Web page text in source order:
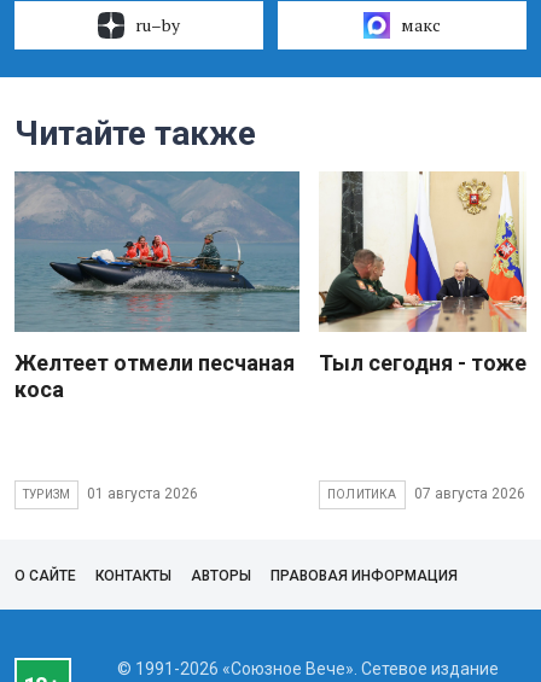
ru–by макс
Читайте также
Желтеет отмели песчаная
коса
ТУРИЗМ 01 августа 2026
Тыл сегодня - тоже
ПОЛИТИКА 07 августа 2026
О САЙТЕ КОНТАКТЫ АВТОРЫ ПРАВОВАЯ ИНФОРМАЦИЯ
© 1991-2026 «Союзное Вече». Сетевое издание